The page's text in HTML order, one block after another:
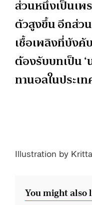
ส่วนหนึ่งเป็นเพ
ตัวสูงขึ้น อีกส่ว
เชื้อเพลิงที่บังคั
ต้องรับบทเป็น ‘
ทานอลในประเ
Illustration by
You might also